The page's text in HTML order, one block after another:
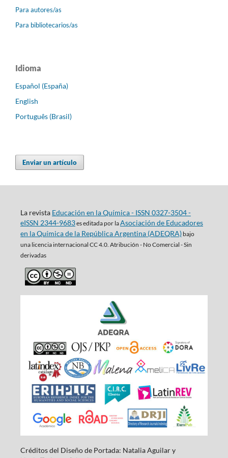
Para autores/as
Para bibliotecarios/as
Idioma
Español (España)
English
Português (Brasil)
Enviar un artículo
La revista Educación en la Química - ISSN 0327-3504 -
eISSN 2344-9683es editada por laAsociación de Educadores
en la Química de la República Argentina (ADEQRA)bajo
una licencia internacional CC 4.0. Atribución - No Comercial - Sin
derivadas
Créditos del Diseño de Portada: Natalia Aguilar y